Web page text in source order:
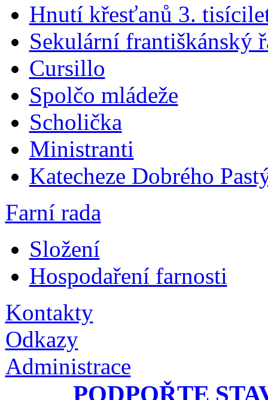
Hnutí křesťanů 3.
Sekulární františkánský
Cursillo
Spolčo mládeže
Scholička
Ministranti
Katecheze Dobrého
Farní rada
Složení
Hospodaření farnosti
Kontakty
Odkazy
Administrace
PODPOŘTE